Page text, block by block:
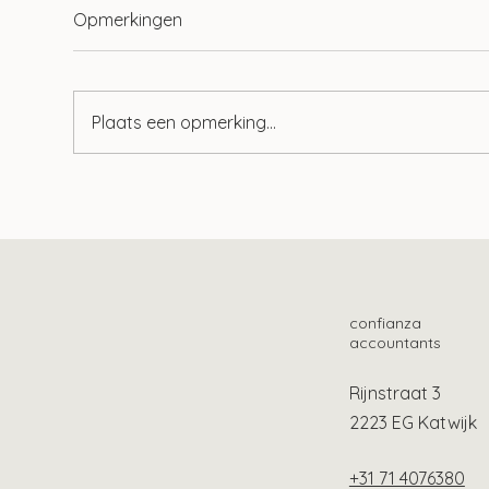
Opmerkingen
Plaats een opmerking...
confianza
accountants
Rijnstraat 3
2223 EG Katwijk
+31 71 4076380